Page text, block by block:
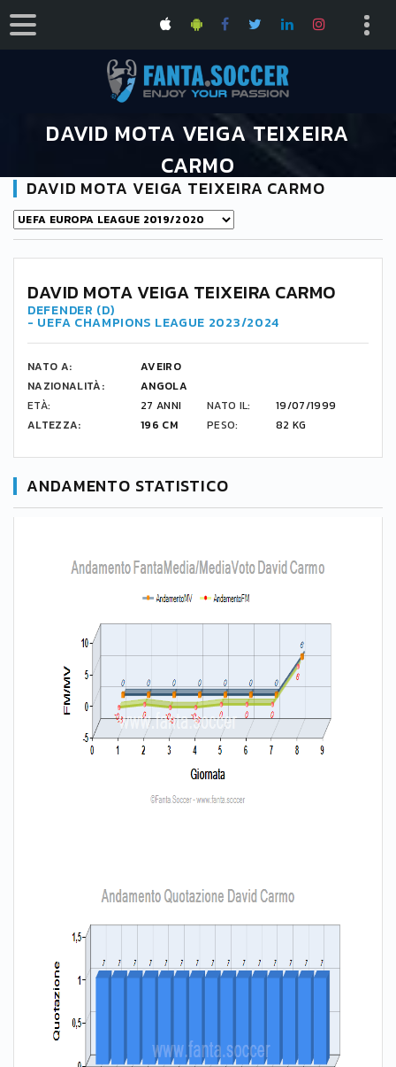
DAVID MOTA VEIGA TEIXEIRA
CARMO
HOME DAVID MOTA VEIGA TEIXEIRA CARMO
DAVID MOTA VEIGA TEIXEIRA CARMO
4
DAVID MOTA VEIGA TEIXEIRA CARMO
DEFENDER (D)
- UEFA CHAMPIONS LEAGUE 2023/2024
NATO A:
AVEIRO
NAZIONALITÀ:
ANGOLA
ETÀ:
27 ANNI NATO IL:
19/07/1999
ALTEZZA:
196 CM PESO: 82 KG
ANDAMENTO STATISTICO